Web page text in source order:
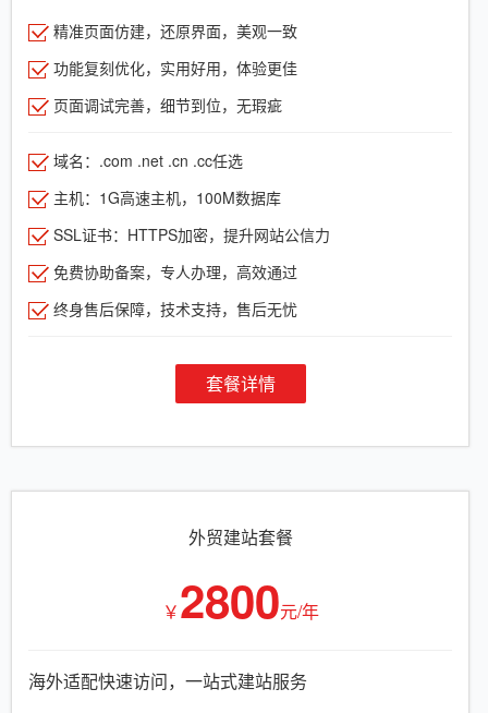
精准页面仿建，还原界面，美观一致
功能复刻优化，实用好用，体验更佳
页面调试完善，细节到位，无瑕疵
域名：.com .net .cn .cc任选
主机：1G高速主机，100M数据库
SSL证书：HTTPS加密，提升网站公信力
免费协助备案，专人办理，高效通过
终身售后保障，技术支持，售后无忧
套餐详情
外贸建站套餐
￥2800元/年
海外适配快速访问，一站式建站服务